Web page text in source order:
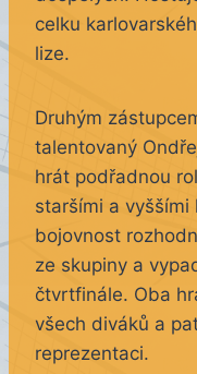
celku
lize.
Druhým
talentovaný
hrát podřadnou
staršími a vyššími
bojovnost
ze skupiny a
čtvrtfinále. Oba
všech diváků a
reprezentaci.